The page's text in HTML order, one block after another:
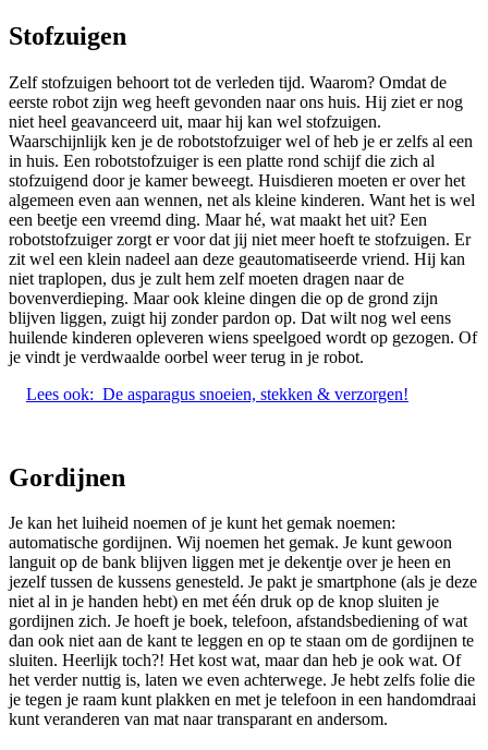
Stofzuigen
Zelf stofzuigen behoort tot de verleden tijd. Waarom? Omdat de
eerste robot zijn weg heeft gevonden naar ons huis. Hij ziet er nog
niet heel geavanceerd uit, maar hij kan wel stofzuigen.
Waarschijnlijk ken je de robotstofzuiger wel of heb je er zelfs al een
in huis. Een robotstofzuiger is een platte rond schijf die zich al
stofzuigend door je kamer beweegt. Huisdieren moeten er over het
algemeen even aan wennen, net als kleine kinderen. Want het is wel
een beetje een vreemd ding. Maar hé, wat maakt het uit? Een
robotstofzuiger zorgt er voor dat jij niet meer hoeft te stofzuigen. Er
zit wel een klein nadeel aan deze geautomatiseerde vriend. Hij kan
niet traplopen, dus je zult hem zelf moeten dragen naar de
bovenverdieping. Maar ook kleine dingen die op de grond zijn
blijven liggen, zuigt hij zonder pardon op. Dat wilt nog wel eens
huilende kinderen opleveren wiens speelgoed wordt op gezogen. Of
je vindt je verdwaalde oorbel weer terug in je robot.
Lees ook: De asparagus snoeien, stekken & verzorgen!
Gordijnen
Je kan het luiheid noemen of je kunt het gemak noemen:
automatische gordijnen. Wij noemen het gemak. Je kunt gewoon
languit op de bank blijven liggen met je dekentje over je heen en
jezelf tussen de kussens genesteld. Je pakt je smartphone (als je deze
niet al in je handen hebt) en met één druk op de knop sluiten je
gordijnen zich. Je hoeft je boek, telefoon, afstandsbediening of wat
dan ook niet aan de kant te leggen en op te staan om de gordijnen te
sluiten. Heerlijk toch?! Het kost wat, maar dan heb je ook wat. Of
het verder nuttig is, laten we even achterwege. Je hebt zelfs folie die
je tegen je raam kunt plakken en met je telefoon in een handomdraai
kunt veranderen van mat naar transparant en andersom.